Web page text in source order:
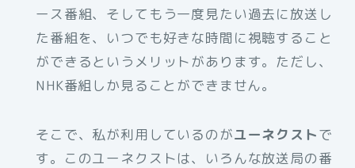
ース番組、そしてもう一度見たい過去に放送し
た番組を、いつでも好きな時間に視聴すること
ができるというメリットがあります。ただし、
NHK番組しか見ることができません。
そこで、私が利用しているのがユーネクストで
す。このユーネクストは、いろんな放送局の番